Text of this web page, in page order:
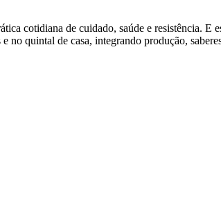
cotidiana de cuidado, saúde e resistência. E
no quintal de casa, integrando produção,